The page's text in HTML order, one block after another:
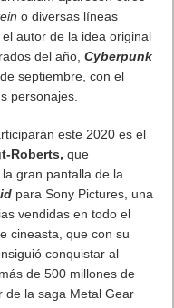
los 12 minutos,
muchas facetas
de la
solo cambiando las
controlemos, sino
nos ayudará a disfrutar
shooter.
nuestro estilo y
puntos nos ayudarán a